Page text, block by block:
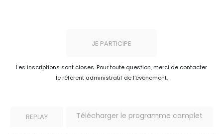
JE PARTICIPE
Les inscriptions sont closes. Pour toute question, merci de contacter
le référent administratif de l'événement.
REPLAY Télécharger le programme complet